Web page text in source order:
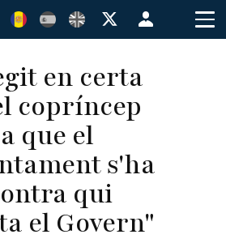
Menú
de
de
usuario
en certa
copríncep
que el
s'ha
qui
el Govern"